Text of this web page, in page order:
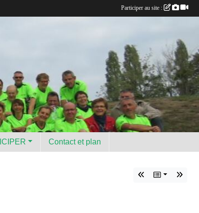
Contact et plan
Participer au site :